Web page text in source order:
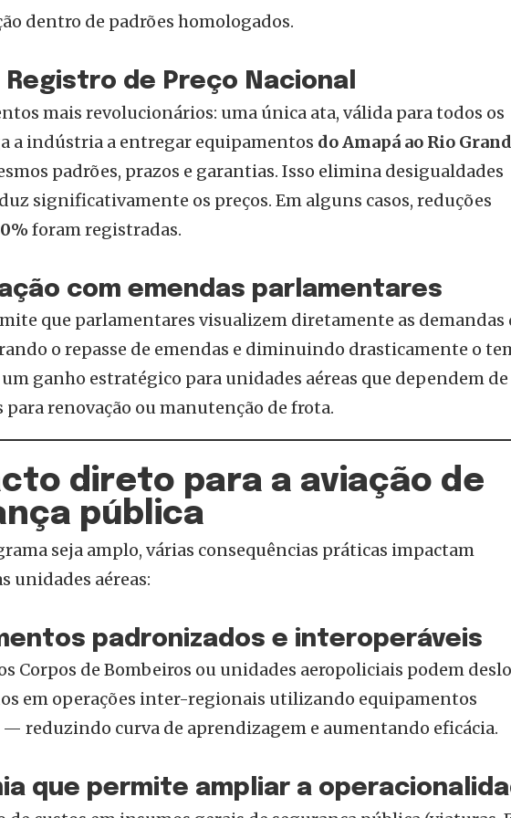
dentro de padrões homologados.
Registro de Preço Nacional
mais revolucionários: uma única ata, válida para todos os
a indústria a entregar equipamentos do Amapá ao Rio
padrões, prazos e garantias. Isso elimina desigualdades
significativamente os preços. Em alguns casos, reduções
foram registradas.
com emendas parlamentares
que parlamentares visualizem diretamente as demandas
o repasse de emendas e diminuindo drasticamente o
ganho estratégico para unidades aéreas que dependem de
renovação ou manutenção de frota.
direto para a aviação de
pública
seja amplo, várias consequências práticas impactam
unidades aéreas:
padronizados e interoperáveis
Corpos de Bombeiros ou unidades aeropoliciais podem
em operações inter-regionais utilizando equipamentos
reduzindo curva de aprendizagem e aumentando eficácia.
que permite ampliar a